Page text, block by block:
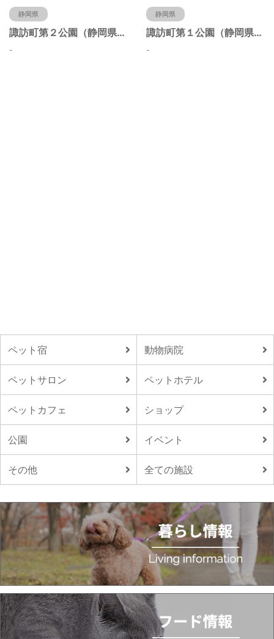
静岡県
諏訪町第２公園（静岡県静岡市）
-
静岡県
諏訪町第１公園（静岡県静岡市）
-
ペット宿 動物病院
ペットサロン ペットホテル
ペットカフェ ショップ
公園 イベント
その他 全ての施設